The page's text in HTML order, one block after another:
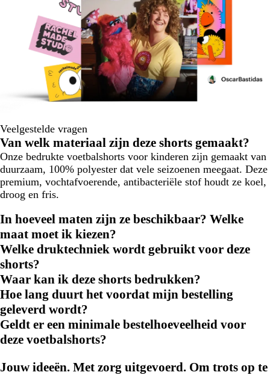
Veelgestelde vragen
Van welk materiaal zijn deze shorts gemaakt?
Onze bedrukte voetbalshorts voor kinderen zijn gemaakt van
duurzaam, 100% polyester dat vele seizoenen meegaat. Deze
premium, vochtafvoerende, antibacteriële stof houdt ze koel,
droog en fris.
In hoeveel maten zijn ze beschikbaar? Welke
maat moet ik kiezen?
Welke druktechniek wordt gebruikt voor deze
shorts?
Waar kan ik deze shorts bedrukken?
Hoe lang duurt het voordat mijn bestelling
geleverd wordt?
Geldt er een minimale bestelhoeveelheid voor
deze voetbalshorts?
Jouw ideeën. Met zorg uitgevoerd. Om trots op te